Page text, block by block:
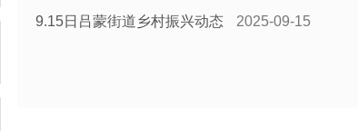
9.15日吕蒙街道乡村振兴动态 2025-09-15